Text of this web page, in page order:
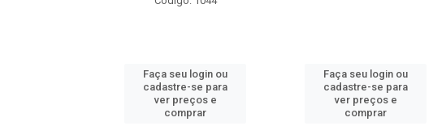
Faça seu login ou
cadastre-se para
ver preços e
comprar
Faça seu login ou
cadastre-se para
ver preços e
comprar